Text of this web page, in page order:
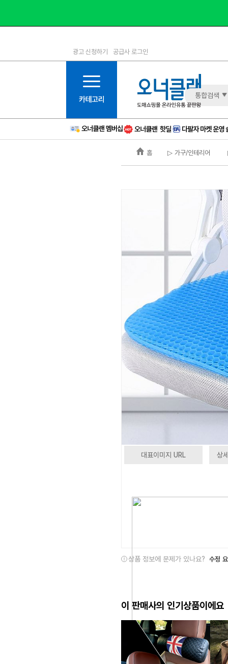
1등급
6등급
11등급
12등급
15등급
16등급
광고 신청하기 공급사 로그인
통합검색
홈 ▷ 가구/인테리어
대표이미지 URL 상
상품 정보에 문제가 있나요? 수정
이 판매사의 인기상품이에요